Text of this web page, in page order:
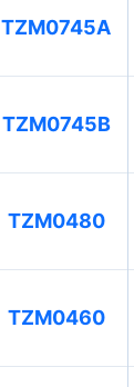
TZM0745A
TZM0745B
TZM0480
TZM0460